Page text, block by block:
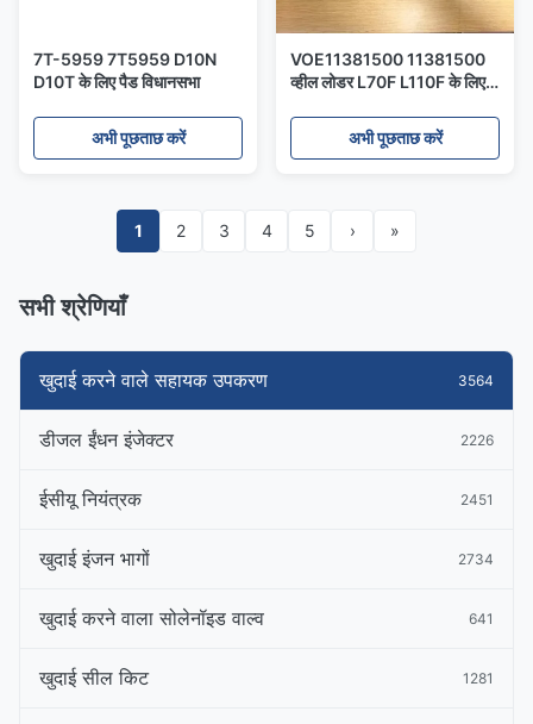
7T-5959 7T5959 D10N
D10T के लिए पैड विधानसभा
अभी पूछताछ करें
VOE11381500 11381500
व्हील लोडर L70F L110F के लिए
अभी पूछताछ करें
1 2 3 4 5 › »
सभी श्रेणियाँ
खुदाई करने वाले सहायक उपकरण 3564
डीजल ईंधन इंजेक्टर 2226
ईसीयू नियंत्रक 2451
खुदाई इंजन भागों 2734
खुदाई करने वाला सोलेनॉइड वाल्व 641
खुदाई सील किट 1281